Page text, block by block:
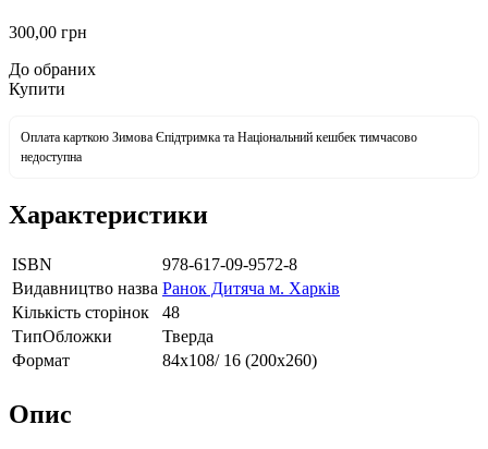
300,00 грн
До обраних
Купити
Оплата карткою Зимова Єпідтримка та Національний кешбек тимчасово
недоступна
Характеристики
ISBN
978-617-09-9572-8
Видавництво назва Ранок Дитяча м. Харків
Кількість сторінок
48
ТипОбложки
Тверда
Формат
84х108/ 16 (200х260)
Опис